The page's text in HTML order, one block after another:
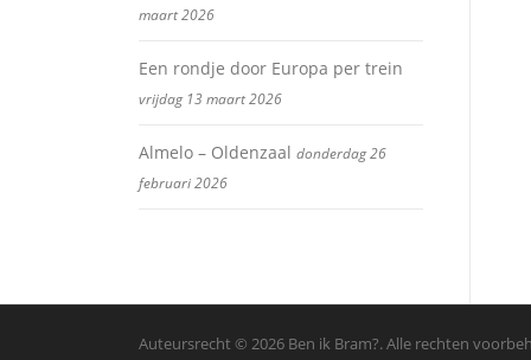
maart 2026
Een rondje door Europa per trein
vrijdag 13 maart 2026
Almelo – Oldenzaal donderdag 26
februari 2026
Auteursrecht © 2026 Ben ik Bram?. Alle rechten